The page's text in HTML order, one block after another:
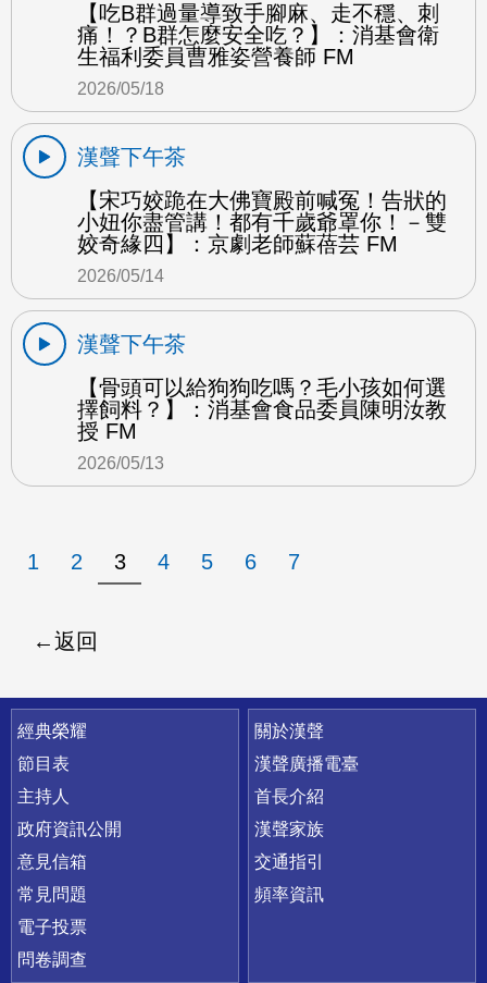
【吃B群過量導致手腳麻、走不穩、刺
痛！？B群怎麼安全吃？】：消基會衛
生福利委員曹雅姿營養師 FM
2026/05/18
漢聲下午茶
【宋巧姣跪在大佛寶殿前喊冤！告狀的
小妞你盡管講！都有千歲爺罩你！－雙
姣奇緣四】：京劇老師蘇蓓芸 FM
2026/05/14
漢聲下午茶
【骨頭可以給狗狗吃嗎？毛小孩如何選
擇飼料？】：消基會食品委員陳明汝教
授 FM
2026/05/13
1 2 3 4 5 6 7
返回
快速連結
經典榮耀
節目表
主持人
政府資訊公開
意見信箱
常見問題
電子投票
問卷調查
關於漢聲
漢聲廣播電臺
首長介紹
漢聲家族
交通指引
頻率資訊